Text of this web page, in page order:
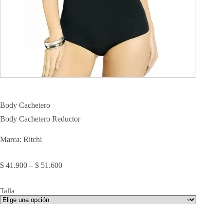
Body Cachetero
Body Cachetero Reductor
Marca: Ritchi
$ 41.900 – $ 51.600Price
Talla